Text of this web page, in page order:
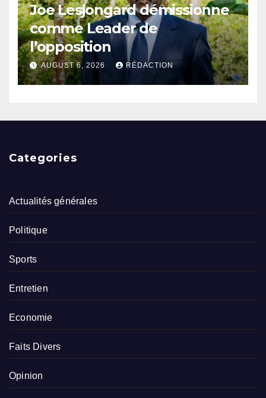
Joe Lesjongard démissionne
comme Leader de
l’opposition
AUGUST 6, 2026 RÉDACTION
Categories
Actualités générales
Politique
Sports
Entretien
Economie
Faits Divers
Opinion